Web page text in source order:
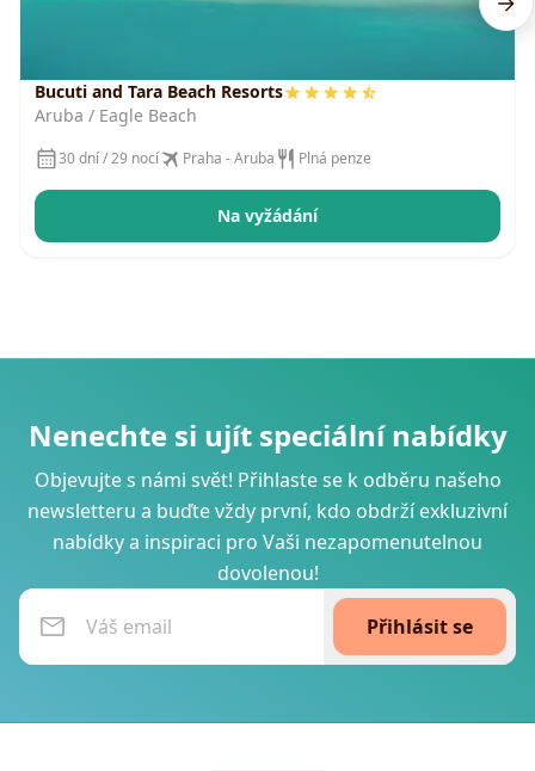
Bucuti and Tara Beach Resorts
Aruba / Eagle Beach
30 dní / 29 nocí Praha - Aruba Plná penze
Na vyžádání
Nenechte si ujít speciální nabídky
Objevujte s námi svět! Přihlaste se k odběru našeho
newsletteru a buďte vždy první, kdo obdrží exkluzivní
nabídky a inspiraci pro Vaši nezapomenutelnou
dovolenou!
Přihlásit se